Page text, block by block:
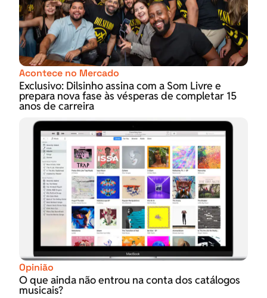
Acontece no Mercado
Exclusivo: Dilsinho assina com a Som Livre e
prepara nova fase às vésperas de completar 15
anos de carreira
Opinião
O que ainda não entrou na conta dos catálogos
musicais?